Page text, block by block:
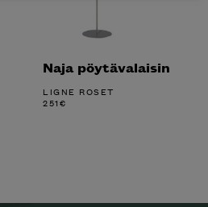
Naja pöytävalaisin
LIGNE ROSET
251€